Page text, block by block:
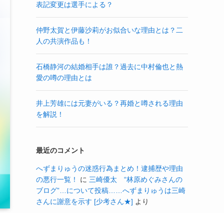
表記変更は選手による？
仲野太賀と伊藤沙莉がお似合いな理由とは？二
人の共演作品も！
石橋静河の結婚相手は誰？過去に中村倫也と熱
愛の噂の理由とは
井上芳雄には元妻がいる？再婚と噂される理由
を解説！
最近のコメント
へずまりゅうの迷惑行為まとめ！逮捕歴や理由
の悪行一覧！
に 三崎優太 “林原めぐみさんの
ブログ”…について投稿……へずまりゅうは三崎
さんに謝意を示す [少考さん★] より